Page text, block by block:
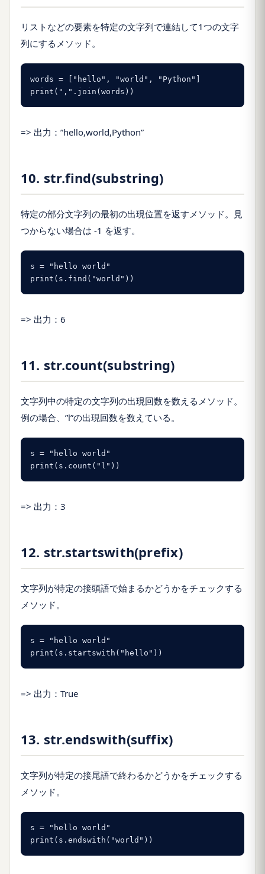
リストなどの要素を特定の文字列で連結して1つの文字
列にするメソッド。
words = ["hello", "world", "Python"]
print(",".join(words))
=> 出力：”hello,world,Python”
10. str.find(substring)
特定の部分文字列の最初の出現位置を返すメソッド。見
つからない場合は -1 を返す。
s = "hello world"
print(s.find("world"))
=> 出力：6
11. str.count(substring)
文字列中の特定の文字列の出現回数を数えるメソッド。
例の場合、”l”の出現回数を数えている。
s = "hello world"
print(s.count("l"))
=> 出力：3
12. str.startswith(prefix)
文字列が特定の接頭語で始まるかどうかをチェックする
メソッド。
s = "hello world"
print(s.startswith("hello"))
=> 出力：True
13. str.endswith(suffix)
文字列が特定の接尾語で終わるかどうかをチェックする
メソッド。
s = "hello world"
print(s.endswith("world"))